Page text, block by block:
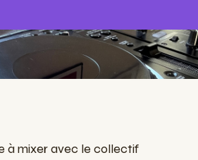
à mixer avec le collectif